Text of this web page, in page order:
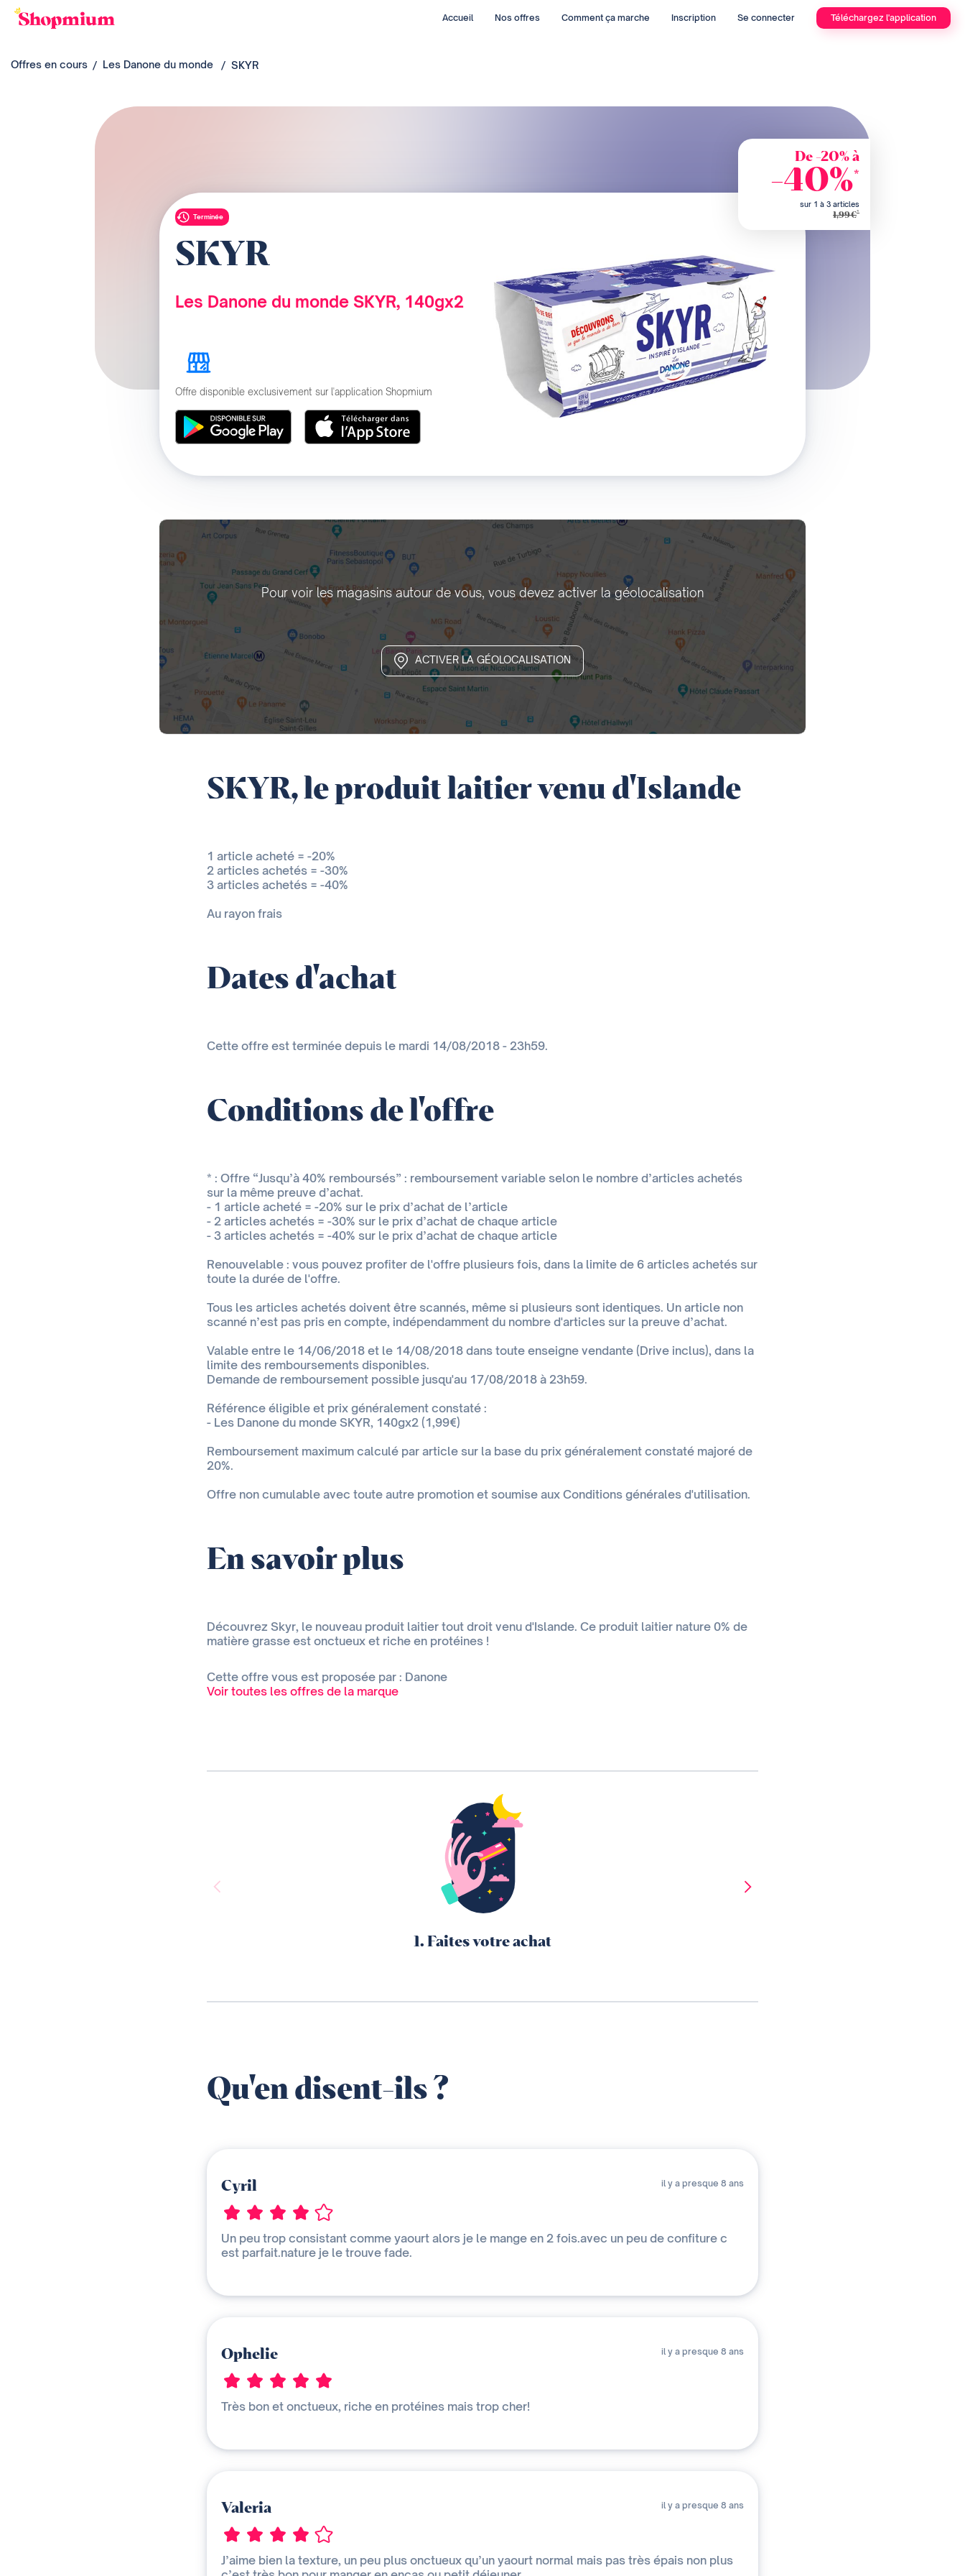
Accueil Nos offres Comment ça marche Inscription Se connecter Téléchargez l'application
Offres en cours Les Danone du monde SKYR
Terminée
SKYR
Les Danone du monde SKYR, 140gx2
Offre disponible exclusivement sur l'application Shopmium
De -20% à
-40%*
sur 1 à 3 articles
1,99€*
Pour voir les magasins autour de vous, vous devez activer la géolocalisation
ACTIVER LA GÉOLOCALISATION
SKYR, le produit laitier venu d'Islande
1 article acheté = -20%
2 articles achetés = -30%
3 articles achetés = -40%
Au rayon frais
Dates d'achat
Cette offre est terminée depuis le mardi 14/08/2018 - 23h59.
Conditions de l'offre
* : Offre “Jusqu’à 40% remboursés” : remboursement variable selon le nombre d’articles achetés
sur la même preuve d’achat.
- 1 article acheté = -20% sur le prix d’achat de l’article
- 2 articles achetés = -30% sur le prix d’achat de chaque article
- 3 articles achetés = -40% sur le prix d’achat de chaque article
Renouvelable : vous pouvez profiter de l'offre plusieurs fois, dans la limite de 6 articles achetés sur
toute la durée de l'offre.
Tous les articles achetés doivent être scannés, même si plusieurs sont identiques. Un article non
scanné n’est pas pris en compte, indépendamment du nombre d'articles sur la preuve d’achat.
Valable entre le 14/06/2018 et le 14/08/2018 dans toute enseigne vendante (Drive inclus), dans la
limite des remboursements disponibles.
Demande de remboursement possible jusqu'au 17/08/2018 à 23h59.
Référence éligible et prix généralement constaté :
- Les Danone du monde SKYR, 140gx2 (1,99€)
Remboursement maximum calculé par article sur la base du prix généralement constaté majoré de
20%.
Offre non cumulable avec toute autre promotion et soumise aux Conditions générales d'utilisation.
En savoir plus
Découvrez Skyr, le nouveau produit laitier tout droit venu d'Islande. Ce produit laitier nature 0% de
matière grasse est onctueux et riche en protéines !
Cette offre vous est proposée par : Danone
Voir toutes les offres de la marque
1. Faites votre achat
Qu'en disent-ils ?
Cyril il y a presque 8 ans
Un peu trop consistant comme yaourt alors je le mange en 2 fois.avec un peu de confiture c
est parfait.nature je le trouve fade.
Ophelie il y a presque 8 ans
Très bon et onctueux, riche en protéines mais trop cher!
Valeria il y a presque 8 ans
J’aime bien la texture, un peu plus onctueux qu’un yaourt normal mais pas très épais non plus